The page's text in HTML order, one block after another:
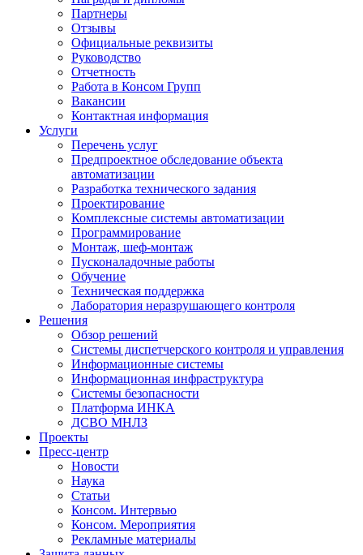
Партнеры
Отзывы
Официальные реквизиты
Руководство
Отчетность
Работа в Консом Групп
Вакансии
Контактная информация
Услуги
Перечень услуг
Предпроектное обследование объекта
автоматизации
Разработка технического задания
Проектирование
Комплексные системы автоматизации
Программирование
Монтаж, шеф-монтаж
Пусконаладочные работы
Обучение
Техническая поддержка
Лаборатория неразрушающего контроля
Решения
Обзор решений
Системы диспетчерского контроля и управления
Информационные системы
Информационная инфраструктура
Системы безопасности
Платформа ИНКА
ДСВО МНЛЗ
Проекты
Пресс-центр
Новости
Наука
Статьи
Консом. Интервью
Консом. Мероприятия
Рекламные материалы